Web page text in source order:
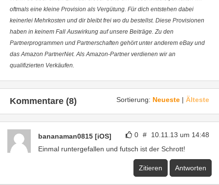
oftmals eine kleine Provision als Vergütung. Für dich entstehen dabei
keinerlei Mehrkosten und dir bleibt frei wo du bestellst. Diese Provisionen
haben in keinem Fall Auswirkung auf unsere Beiträge. Zu den
Partnerprogrammen und Partnerschaften gehört unter anderem eBay und
das Amazon PartnerNet. Als Amazon-Partner verdienen wir an
qualifizierten Verkäufen.
Sortierung: Neueste | Älteste
Kommentare (8)
0 # 10.11.13 um 14:48
bananaman0815 [iOS]
Einmal runtergefallen und futsch ist der Schrott!
Zitieren Antworten